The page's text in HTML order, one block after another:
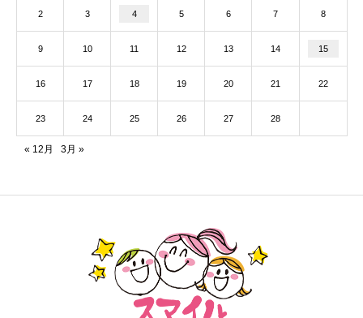
2 3 4 5 6 7 8
9 10 11 12 13 14 15
16 17 18 19 20 21 22
23 24 25 26 27 28
« 12月 3月 »